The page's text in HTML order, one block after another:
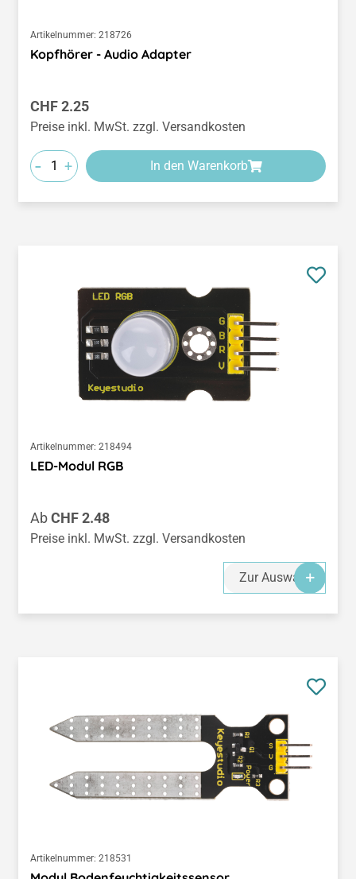
Artikelnummer: 218726
Kopfhörer - Audio Adapter
Regulärer Preis:
CHF 2.25
Preise inkl. MwSt. zzgl. Versandkosten
- + In den Warenkorb
Artikelnummer: 218494
LED-Modul RGB
Regulärer Preis:
AbCHF 2.48
Preise inkl. MwSt. zzgl. Versandkosten
Zur Auswahl
Artikelnummer: 218531